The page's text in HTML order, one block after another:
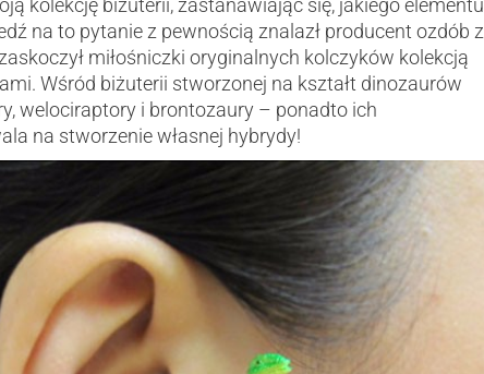
kolekcję biżuterii, zastanawiając się, jakiego elementu
na to pytanie z pewnością znalazł producent ozdób z
miłośniczki oryginalnych kolczyków kolekcją
Wśród biżuterii stworzonej na kształt dinozaurów
welociraptory i brontozaury – ponadto ich
na stworzenie własnej hybrydy!